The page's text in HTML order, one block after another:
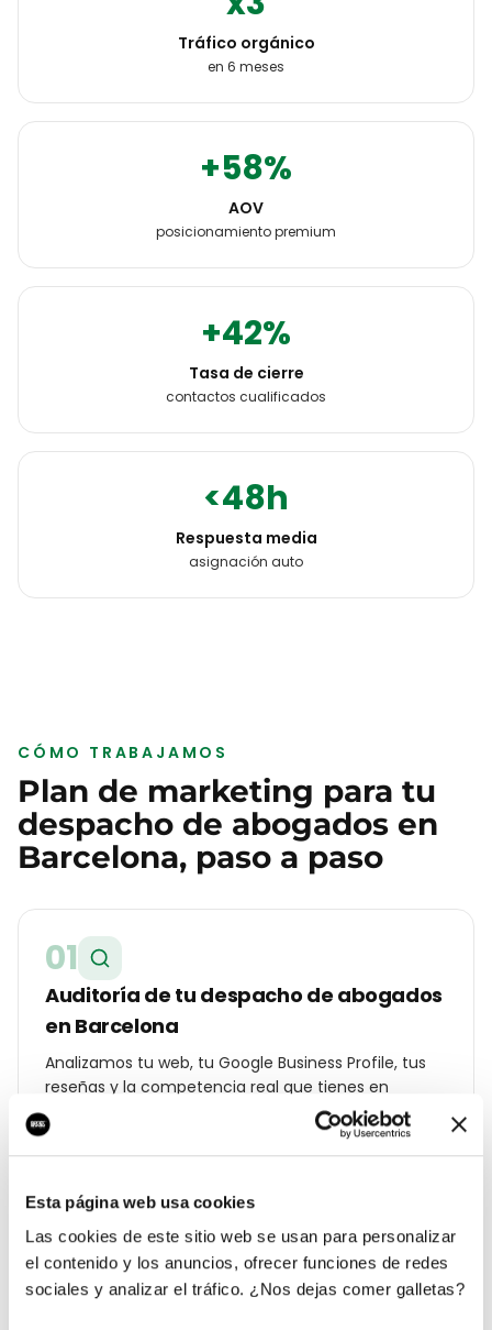
Esta página web usa cookies
Las cookies de este sitio web se usan para personalizar
el contenido y los anuncios, ofrecer funciones de redes
sociales y analizar el tráfico. ¿Nos dejas comer galletas?
Tráfico orgánico
en 6 meses
+58%
AOV
posicionamiento premium
+42%
Tasa de cierre
contactos cualificados
<48h
Respuesta media
asignación auto
CÓMO TRABAJAMOS
Plan de marketing para tu
despacho de abogados en
Barcelona, paso a paso
01
Auditoría de tu despacho de abogados
en Barcelona
Analizamos tu web, tu Google Business Profile, tus
reseñas y la competencia real que tienes en
Eixample. Te entregamos un diagnóstico con lo que
cuesta cada lead hoy y a cuánto debería estar.
02
Estrategia geolocalizada por barrio